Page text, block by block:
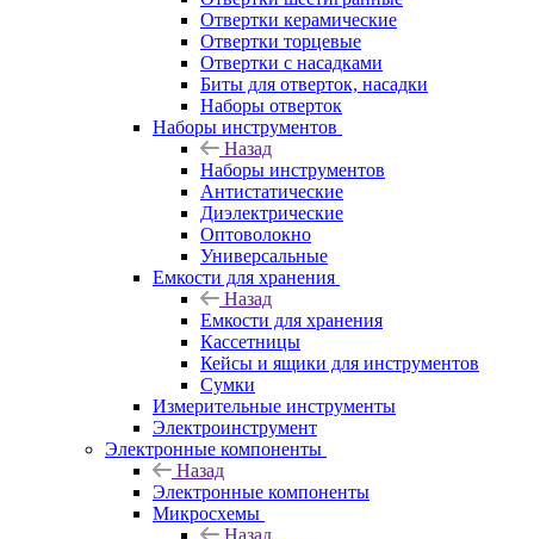
Отвертки керамические
Отвертки торцевые
Отвертки с насадками
Биты для отверток, насадки
Наборы отверток
Наборы инструментов
Назад
Наборы инструментов
Антистатические
Диэлектрические
Оптоволокно
Универсальные
Емкости для хранения
Назад
Емкости для хранения
Кассетницы
Кейсы и ящики для инструментов
Сумки
Измерительные инструменты
Электроинструмент
Электронные компоненты
Назад
Электронные компоненты
Микросхемы
Назад